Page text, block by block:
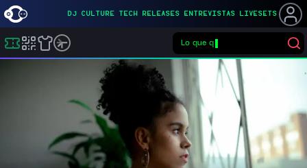
DJ CULTURE TECH RELEASES ENTREVISTAS LIVESETS
Lo que quiera
Buscar eventos